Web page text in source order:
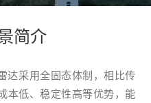
简介
达采用全固态体制，相比传
本低、稳定性高等优势，能